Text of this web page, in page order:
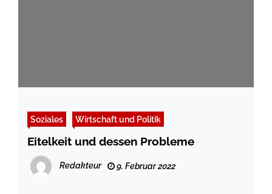
Soziales Wirtschaft und Politik
Eitelkeit und dessen Probleme
Redakteur 9. Februar 2022